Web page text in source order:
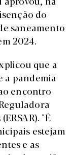
do
saneamento
2024.
que a
a pandemia
encontro
"É
estejam
e as